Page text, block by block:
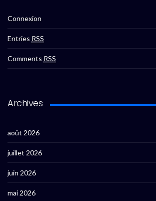
Connexion
Entries RSS
Comments RSS
Archives
août 2026
juillet 2026
juin 2026
mai 2026